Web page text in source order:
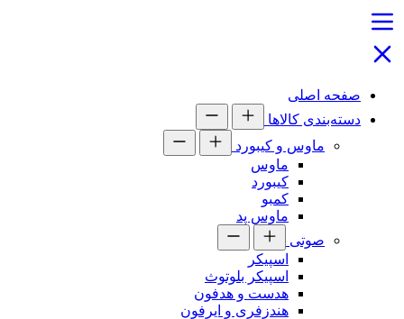
صفحه اصلی
دسته‌بندی کالاها
ماوس و کیبورد
ماوس
کیبورد
کمبو
ماوس پد
صوتی
اسپیکر
اسپیکر بلوتوث
هدست و هدفون
هندزفری و ایرفون